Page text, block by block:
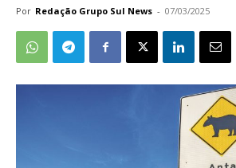
Por Redação Grupo Sul News - 07/03/2025